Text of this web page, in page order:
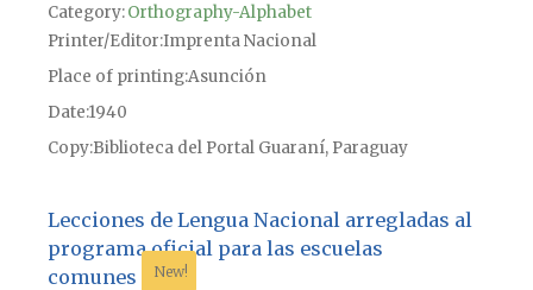
Category:Orthography-Alphabet
Printer/Editor Imprenta Nacional
Place of printingAsunción
Date1940
CopyBiblioteca del Portal Guaraní, Paraguay
Lecciones de Lengua Nacional arregladas al
programa oficial para las escuelas
comunes
New!